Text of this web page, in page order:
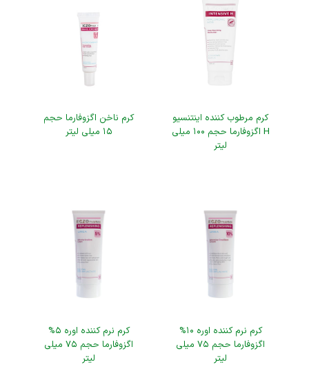
کرم مرطوب کننده اینتنسیو
H اگزوفارما حجم ۱۰۰ میلی
لیتر
کرم ناخن اگزوفارما حجم
۱۵ میلی لیتر
کرم نرم کننده اوره ۱۰%
اگزوفارما حجم ۷۵ میلی
لیتر
کرم نرم کننده اوره ۵%
اگزوفارما حجم ۷۵ میلی
لیتر